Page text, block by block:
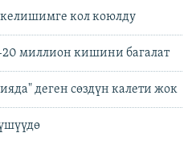
кол коюлду
20 миллион кишини багалат
деген сөздүн калети жок